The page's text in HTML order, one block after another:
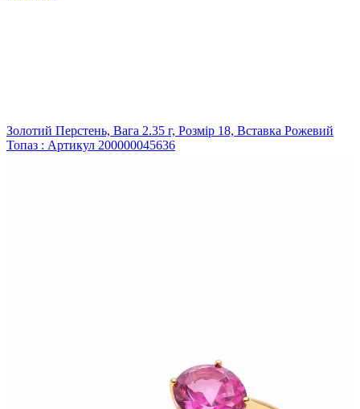
Золотий Перстень, Вага 2.35 г, Розмір 18, Вставка Рожевий
Топаз : Артикул 200000045636